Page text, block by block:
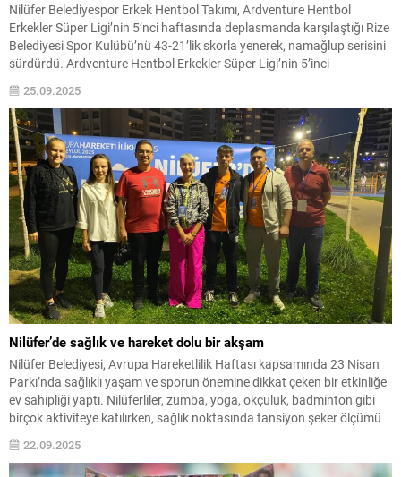
Nilüfer Belediyespor Erkek Hentbol Takımı, Ardventure Hentbol
Erkekler Süper Ligi’nin 5’nci haftasında deplasmanda karşılaştığı Rize
Belediyesi Spor Kulübü’nü 43-21’lik skorla yenerek, namağlup serisini
sürdürdü. Ardventure Hentbol Erkekler Süper Ligi’nin 5’inci
haftasında Nilüfer Belediyespor Erkek Hentbol Takımı, Rize Belediyesi
Spor Kulübü ile karşılaştı. Yenişehir Spor Salonu’nda oynanan maç,
misafir takımın üstünlüğü...
25.09.2025
Nilüfer’de sağlık ve hareket dolu bir akşam
Nilüfer Belediyesi, Avrupa Hareketlilik Haftası kapsamında 23 Nisan
Parkı’nda sağlıklı yaşam ve sporun önemine dikkat çeken bir etkinliğe
ev sahipliği yaptı. Nilüferliler, zumba, yoga, okçuluk, badminton gibi
birçok aktiviteye katılırken, sağlık noktasında tansiyon şeker ölçümü
de yaptırdılar. Nilüfer Belediyesi, her yıl 16-22 Eylül tarihleri arasında
kutlanan Avrupa Hareketlilik Haftası dolayısıyla...
22.09.2025